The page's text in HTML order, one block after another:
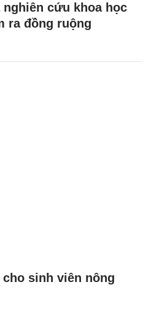
cứu khoa học
ra đồng ruộng
sinh viên nông